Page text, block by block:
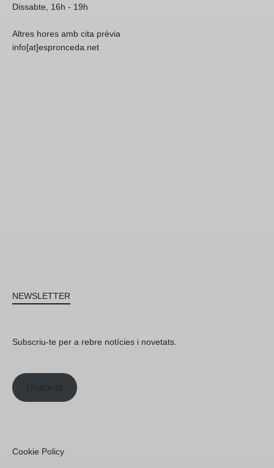
Dissabte, 16h - 19h
Altres hores amb cita prèvia
info[at]espronceda.net
NEWSLETTER
Subscriu-te per a rebre notícies i novetats.
Uneix-te
Cookie Policy